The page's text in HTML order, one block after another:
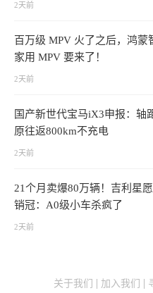
2天前
百万级 MPV 火了之后，鸿蒙
家用 MPV 要来了！
2天前
国产新世代宝马iX3申报：轴
原往返800km不充电
2天前
21个月卖爆80万辆！吉利星
销冠：A0级小车杀疯了
2天前
关于我们 加入我们